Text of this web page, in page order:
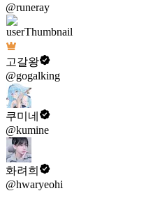
@runeray
고갈왕
@gogalking
쿠미네
@kumine
화려희
@hwaryeohi